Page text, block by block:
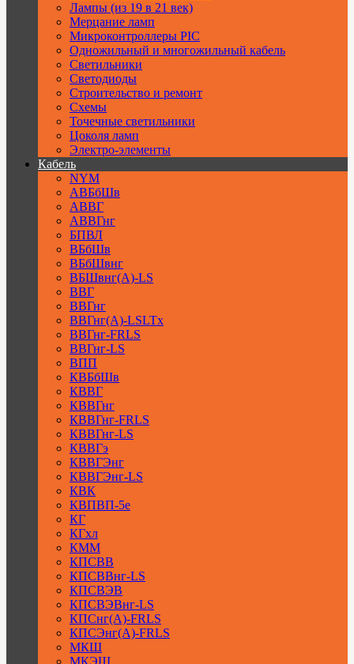
Лампы (из 19 в 21 век)
Мерцание ламп
Микроконтроллеры PIC
Одножильный и многожильный кабель
Светильники
Светодиоды
Строительство и ремонт
Схемы
Точечные светильники
Цоколя ламп
Электро-элементы
Кабель
NYM
АВБбШв
АВВГ
АВВГнг
БПВЛ
ВБбШв
ВБбШвнг
ВБШвнг(А)-LS
ВВГ
ВВГнг
ВВГнг(А)-LSLTx
ВВГнг-FRLS
ВВГнг-LS
ВПП
КВБбШв
КВВГ
КВВГнг
КВВГнг-FRLS
КВВГнг-LS
КВВГэ
КВВГЭнг
КВВГЭнг-LS
КВК
КВПВП-5е
КГ
КГхл
КММ
КПСВВ
КПСВВнг-LS
КПСВЭВ
КПСВЭВнг-LS
КПСнг(А)-FRLS
КПСЭнг(А)-FRLS
МКШ
МКЭШ